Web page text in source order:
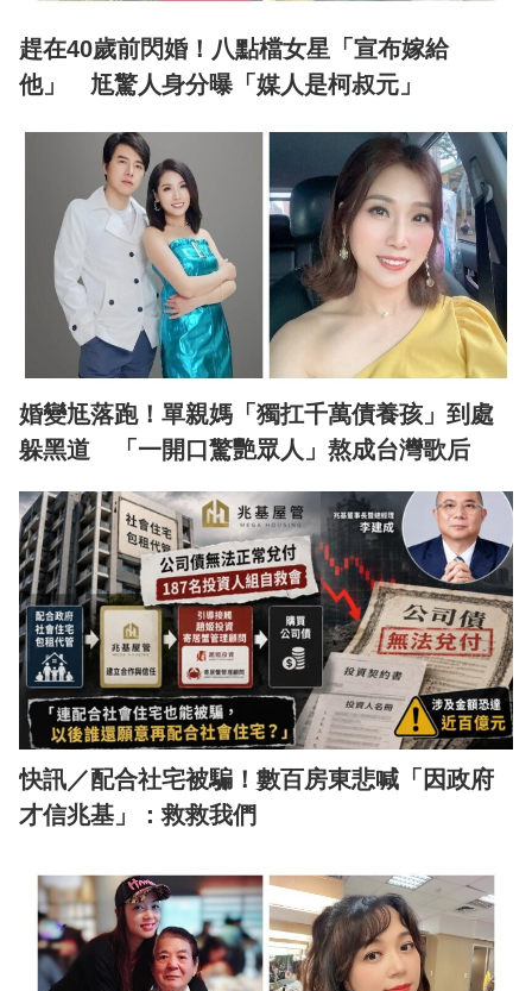
趕在40歲前閃婚！八點檔女星「宣布嫁給
他」 尪驚人身分曝「媒人是柯叔元」
婚變尪落跑！單親媽「獨扛千萬債養孩」到處
躲黑道 「一開口驚艷眾人」熬成台灣歌后
快訊／配合社宅被騙！數百房東悲喊「因政府
才信兆基」：救救我們